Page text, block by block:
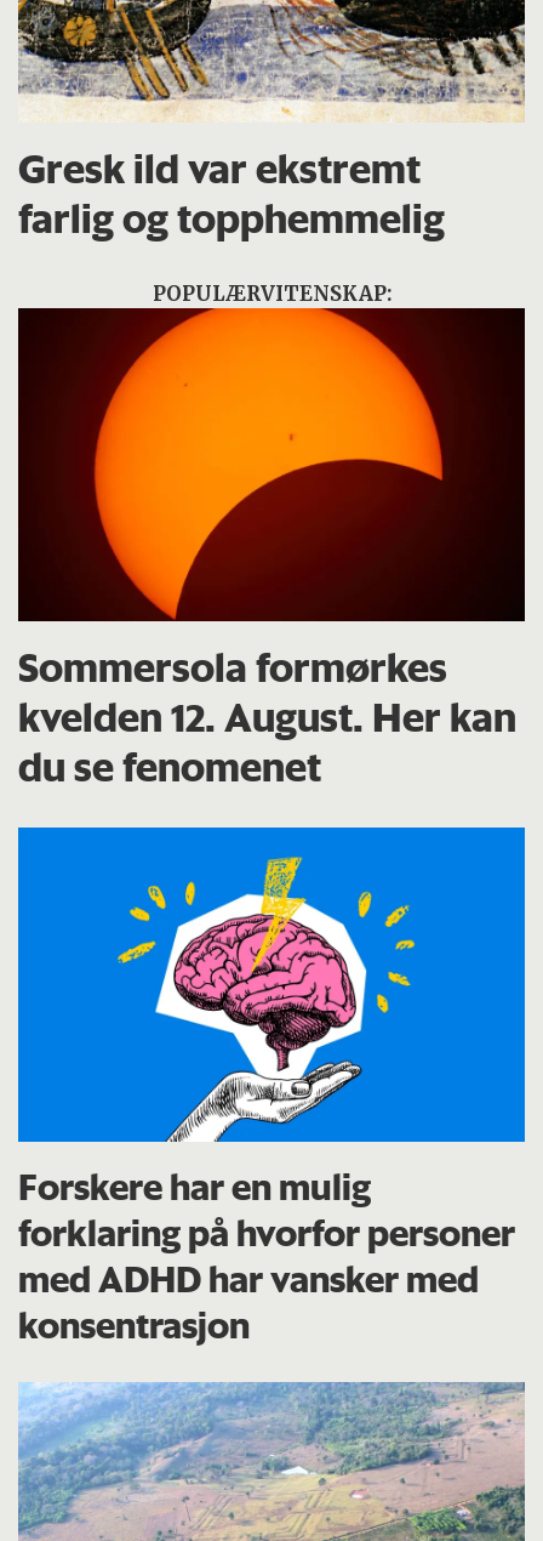
Gresk ild var ekstremt
farlig og topphemmelig
POPULÆRVITENSKAP:
Sommersola formørkes
kvelden 12. August. Her kan
du se fenomenet
Forskere har en mulig
forklaring på hvorfor personer
med ADHD har vansker med
konsentrasjon